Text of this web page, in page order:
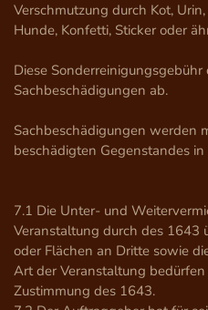
Verschmutzung durch Kot,
Hunde, Konfetti, Sticker oder
Diese Sonderreinigungsgebühr
Sachbeschädigungen ab.
Sachbeschädigungen werden
beschädigten Gegenstandes
7.1 Die Unter- und
Veranstaltung durch des 1643
oder Flächen an Dritte sowie
Art der Veranstaltung
Zustimmung des 1643.